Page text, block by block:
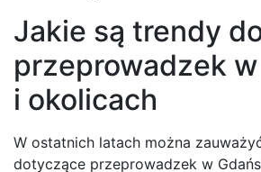
Jakie są trendy
przeprowadzek
i okolicach
W ostatnich latach można
dotyczące przeprowadzek w